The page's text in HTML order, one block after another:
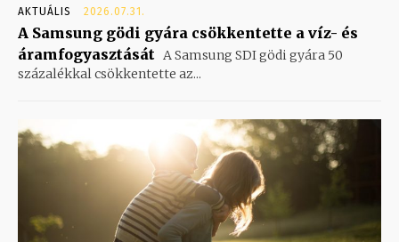
AKTUÁLIS 2026.07.31.
A Samsung gödi gyára csökkentette a víz- és
áramfogyasztását A Samsung SDI gödi gyára 50
százalékkal csökkentette az...